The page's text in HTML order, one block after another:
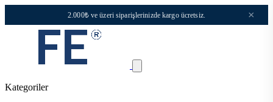
2.000₺ ve üzeri siparişlerinizde kargo ücretsiz. ×
Kategoriler